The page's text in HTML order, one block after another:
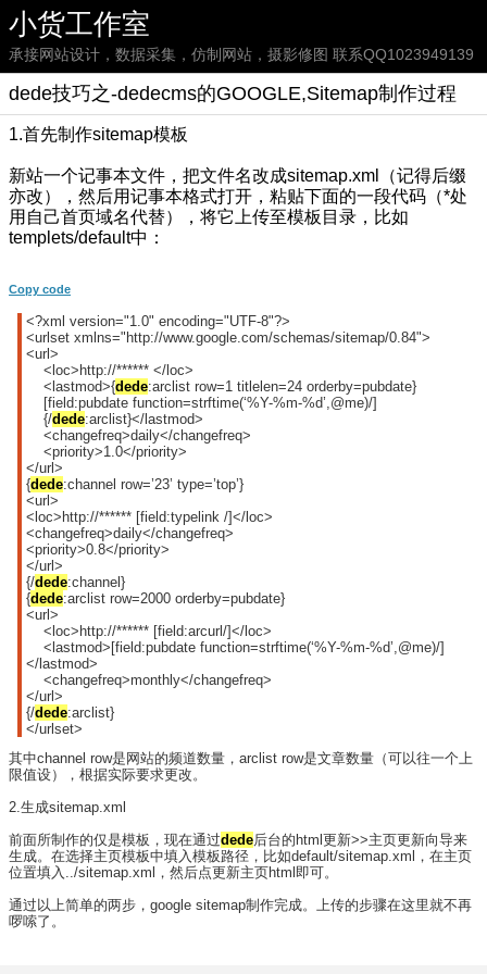
小货工作室
承接网站设计，数据采集，仿制网站，摄影修图 联系QQ1023949139
dede技巧之-dedecms的GOOGLE,Sitemap制作过程
1.首先制作sitemap模板
新站一个记事本文件，把文件名改成sitemap.xml（记得后缀
亦改），然后用记事本格式打开，粘贴下面的一段代码（*处
用自己首页域名代替），将它上传至模板目录，比如
templets/default中：
Copy code
<?xml version="1.0" encoding="UTF-8"?>
<urlset xmlns="http://www.google.com/schemas/sitemap/0.84">
<url>
<loc>http://****** </loc>
<lastmod>{dede:arclist row=1 titlelen=24 orderby=pubdate}
[field:pubdate function=strftime(‘%Y-%m-%d’,@me)/]
{/dede:arclist}</lastmod>
<changefreq>daily</changefreq>
<priority>1.0</priority>
</url>
{dede:channel row=’23’ type=’top’}
<url>
<loc>http://****** [field:typelink /]</loc>
<changefreq>daily</changefreq>
<priority>0.8</priority>
</url>
{/dede:channel}
{dede:arclist row=2000 orderby=pubdate}
<url>
<loc>http://****** [field:arcurl/]</loc>
<lastmod>[field:pubdate function=strftime(‘%Y-%m-%d’,@me)/]
</lastmod>
<changefreq>monthly</changefreq>
</url>
{/dede:arclist}
</urlset>
其中channel row是网站的频道数量，arclist row是文章数量（可以往一个上
限值设），根据实际要求更改。
2.生成sitemap.xml
前面所制作的仅是模板，现在通过dede后台的html更新>>主页更新向导来
生成。在选择主页模板中填入模板路径，比如default/sitemap.xml，在主页
位置填入../sitemap.xml，然后点更新主页html即可。
通过以上简单的两步，google sitemap制作完成。上传的步骤在这里就不再
啰嗦了。